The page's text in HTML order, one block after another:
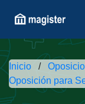
Inicio
Oposición para